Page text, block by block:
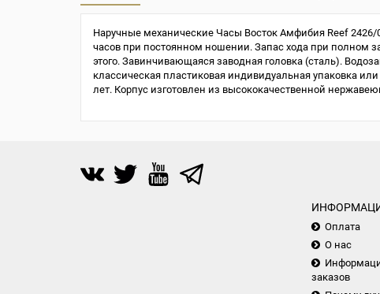
Наручные механические Часы Восток Амфибия Reef 2426/
часов при постоянном ношении. Запас хода при полном
этого. Завинчивающаяся заводная головка (сталь).
классическая пластиковая индивидуальная упаковка
лет. Корпус изготовлен из высококачественной
Оплата
О нас
заказов